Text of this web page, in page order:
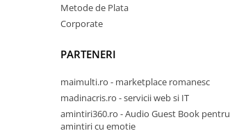
Metode de Plata
Corporate
PARTENERI
maimulti.ro - marketplace romanesc
madinacris.ro - servicii web si IT
amintiri360.ro - Audio Guest Book pentru
amintiri cu emotie